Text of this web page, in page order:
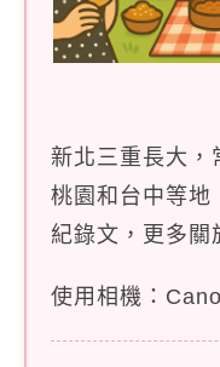
新北三重長大，
桃園和台中等地
紀錄文，更多關
使用相機：